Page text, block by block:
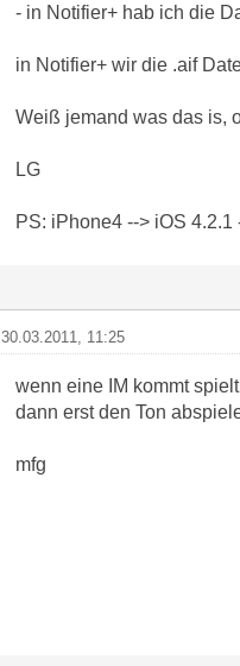
- in Notifier+ hab ich die
in Notifier+ wir die .aif
Weiß jemand was das is,
LG
PS: iPhone4 --> iOS 4.2.1
30.03.2011, 11:25
wenn eine IM kommt
dann erst den Ton
mfg